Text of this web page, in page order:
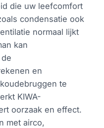
die uw leefcomfort
condensatie ook
normaal lijkt
kan
en
te
KIWA-
oorzaak en effect.
met airco,